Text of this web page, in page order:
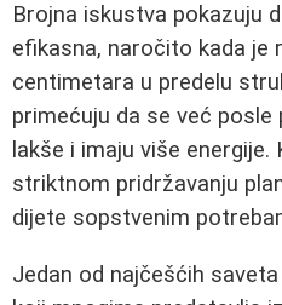
Brojna iskustva pokazuju
efikasna, naročito kada je
centimetara u predelu
primećuju da se već
lakše i imaju više energije.
striktnom pridržavanju
dijete sopstvenim
Jedan od najčešćih